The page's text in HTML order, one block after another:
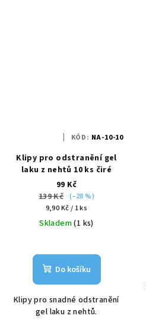
Klipy pro odstranění gel
laku z nehtů 10 ks čiré
99 Kč
139 Kč (–28 %)
Měrná
cena:
9,90 Kč / 1 ks
Skladem(1 ks)
Do košíku
Klipy pro snadné odstranění
gel laku z nehtů.
KÓD: NA-10-10